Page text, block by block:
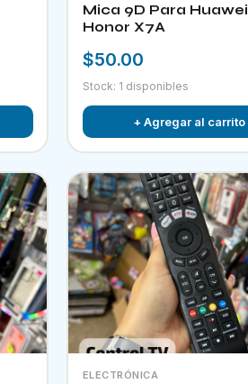
Mica 9D Para Huawei
Honor X7A
$50.00
Stock: 1 disponibles
+ Agregar al carrito
ELECTRÓNICA